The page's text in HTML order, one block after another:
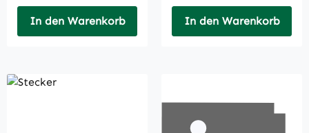
In den Warenkorb In den Warenkorb